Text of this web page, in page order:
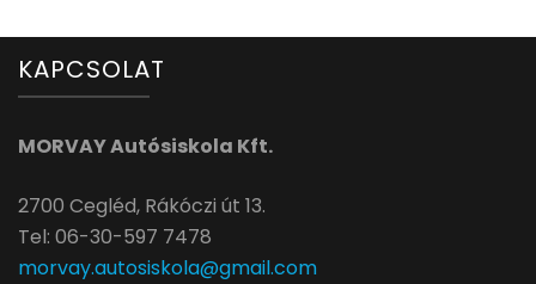
KAPCSOLAT
MORVAY Autósiskola Kft.
2700 Cegléd, Rákóczi út 13.
Tel: 06-30-597 7478
morvay.autosiskola@gmail.com